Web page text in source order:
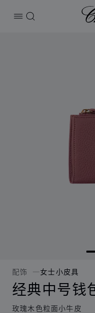
打开菜单
搜索
配饰 女士小皮具
经典中号钱
玫瑰木色粒面小牛皮